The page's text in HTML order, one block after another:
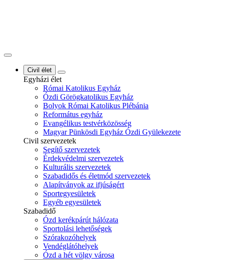
Civil élet
Egyházi élet
Római Katolikus Egyház
Ózdi Görögkatolikus Egyház
Bolyok Római Katolikus Plébánia
Református egyház
Evangélikus testvérközösség
Magyar Pünkösdi Egyház Ózdi Gyülekezete
Civil szervezetek
Segítő szervezetek
Érdekvédelmi szervezetek
Kulturális szervezetek
Szabadidős és életmód szervezetek
Alapítványok az ifjúságért
Sportegyesületek
Egyéb egyesületek
Szabadidő
Ózd kerékpárút hálózata
Sportolási lehetőségek
Szórakozóhelyek
Vendéglátóhelyek
Ózd a hét völgy városa